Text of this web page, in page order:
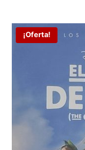
¡Oferta!